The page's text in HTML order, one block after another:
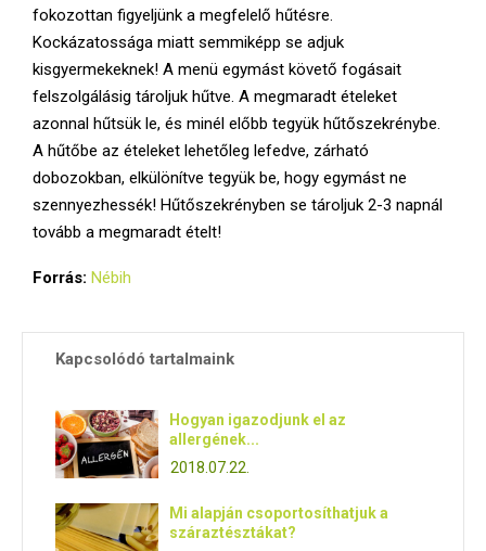
fokozottan figyeljünk a megfelelő hűtésre.
Kockázatossága miatt semmiképp se adjuk
kisgyermekeknek! A menü egymást követő fogásait
felszolgálásig tároljuk hűtve. A megmaradt ételeket
azonnal hűtsük le, és minél előbb tegyük hűtőszekrénybe.
A hűtőbe az ételeket lehetőleg lefedve, zárható
dobozokban, elkülönítve tegyük be, hogy egymást ne
szennyezhessék! Hűtőszekrényben se tároljuk 2-3 napnál
tovább a megmaradt ételt!
Forrás: Nébih
Kapcsolódó tartalmaink
Hogyan igazodjunk el az
allergének...
2018.07.22.
Mi alapján csoportosíthatjuk a
száraztésztákat?